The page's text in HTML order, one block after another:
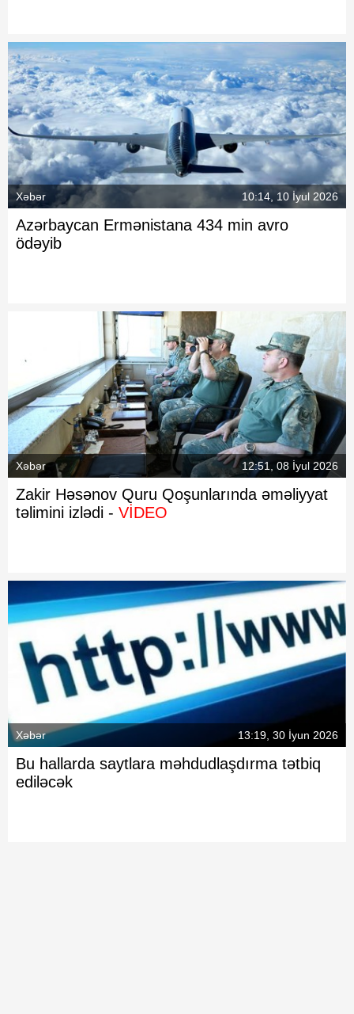
Xəbər 10:14, 10 İyul 2026
Azərbaycan Ermənistana 434 min avro
ödəyib
Xəbər 12:51, 08 İyul 2026
Zakir Həsənov Quru Qoşunlarında əməliyyat
təlimini izlədi - VİDEO
Xəbər 13:19, 30 İyun 2026
Bu hallarda saytlara məhdudlaşdırma tətbiq
ediləcək